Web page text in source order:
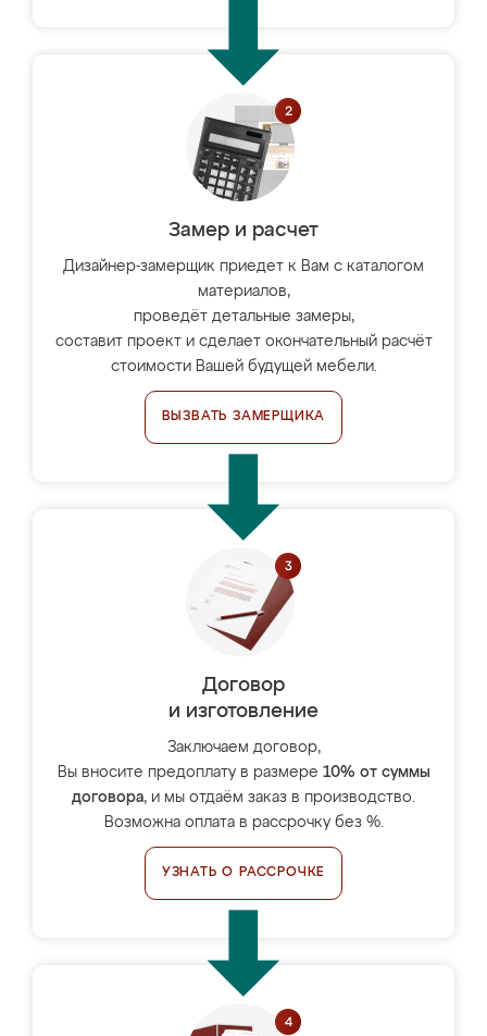
Замер и расчет
Дизайнер-замерщик приедет к Вам с каталогом
материалов,
проведёт детальные замеры,
составит проект и сделает окончательный расчёт
стоимости Вашей будущей мебели.
ВЫЗВАТЬ ЗАМЕРЩИКА
Договор
и изготовление
Заключаем договор,
Вы вносите предоплату в размере 10% от суммы
договора, и мы отдаём заказ в производство.
Возможна оплата в рассрочку без %.
УЗНАТЬ О РАССРОЧКЕ